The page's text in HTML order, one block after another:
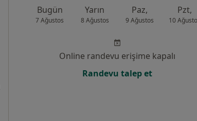
Bugün
7 Ağustos
Yarın
8 Ağustos
Paz,
9 Ağustos
Pzt,
10
Online randevu erişime kapalı
Randevu talep et